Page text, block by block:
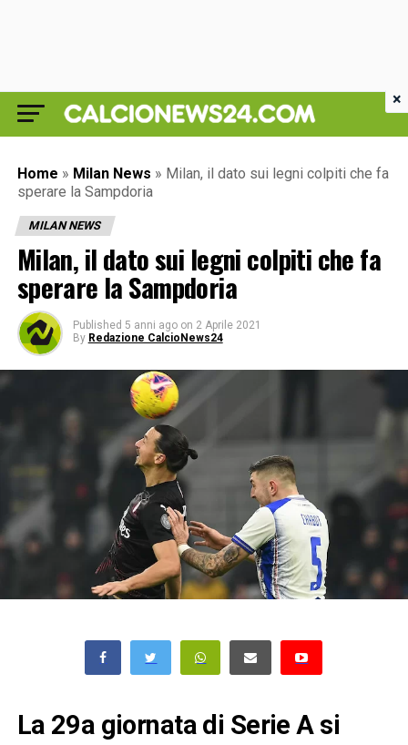
Home » Milan News » Milan, il dato sui legni colpiti che fa
sperare la Sampdoria
MILAN NEWS
Milan, il dato sui legni colpiti che fa
sperare la Sampdoria
Published 5 anni ago on 2 Aprile 2021
By Redazione CalcioNews24
La 29a giornata di Serie A si
×